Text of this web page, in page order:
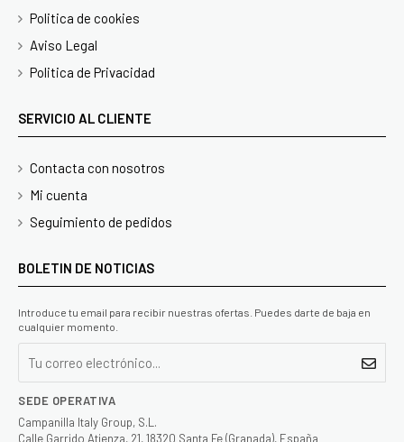
Politica de cookies
Aviso Legal
Politica de Privacidad
SERVICIO AL CLIENTE
Contacta con nosotros
Mi cuenta
Seguimiento de pedidos
BOLETIN DE NOTICIAS
Introduce tu email para recibir nuestras ofertas. Puedes darte de baja en
cualquier momento.
SEDE OPERATIVA
Campanilla Italy Group, S.L.
Calle Garrido Atienza, 21, 18320 Santa Fe (Granada), España